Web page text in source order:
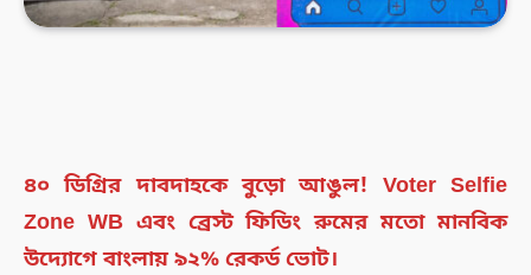
৪০ ডিগ্রির দাবদাহকে বুড়ো আঙুল! Voter Selfie
Zone WB এবং ব্রেস্ট ফিডিং রুমের মতো মানবিক
উদ্যোগে বাংলায় ৯২% রেকর্ড ভোট।